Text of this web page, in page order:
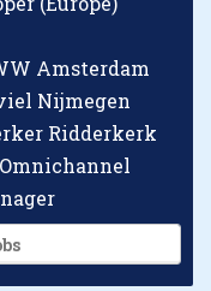
Amsterdam
Nijmegen
Ridderkerk